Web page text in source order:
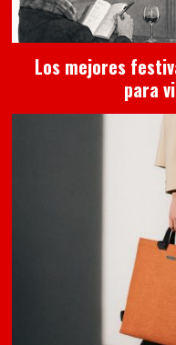
Los mejores
para